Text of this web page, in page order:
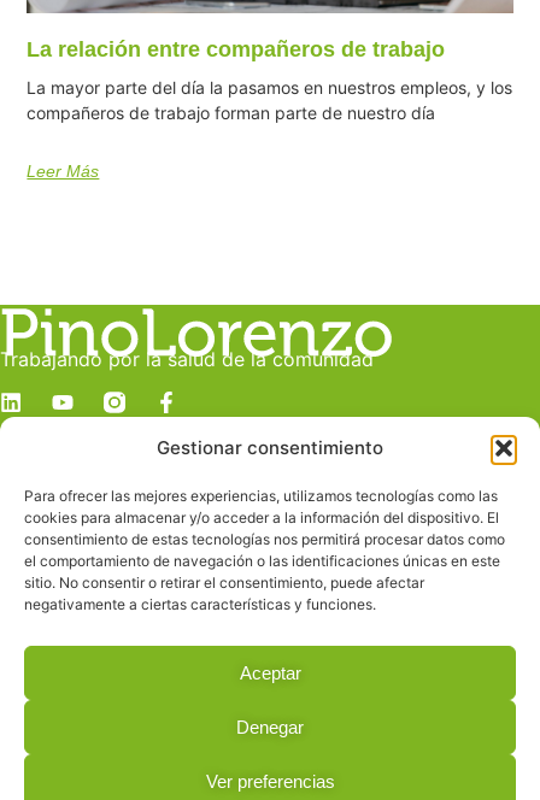
Gestionar consentimiento
Para ofrecer las mejores experiencias, utilizamos tecnologías como las
cookies para almacenar y/o acceder a la información del dispositivo. El
consentimiento de estas tecnologías nos permitirá procesar datos como
el comportamiento de navegación o las identificaciones únicas en este
sitio. No consentir o retirar el consentimiento, puede afectar
negativamente a ciertas características y funciones.
Aceptar
Denegar
Ver preferencias
La relación entre compañeros de trabajo
La mayor parte del día la pasamos en nuestros empleos, y los
compañeros de trabajo forman parte de nuestro día
Leer Más
Trabajando por la salud de la comunidad
Despacho E
Las Palmas de Gran Canaria
Contacto
info@pinolorenzo.com
619 228 160